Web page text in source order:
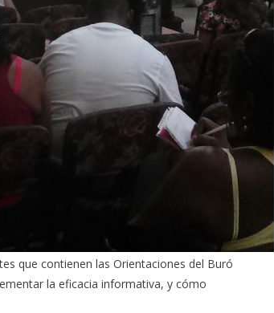
que contienen las Orientaciones del Buró
la eficacia informativa, y cómo